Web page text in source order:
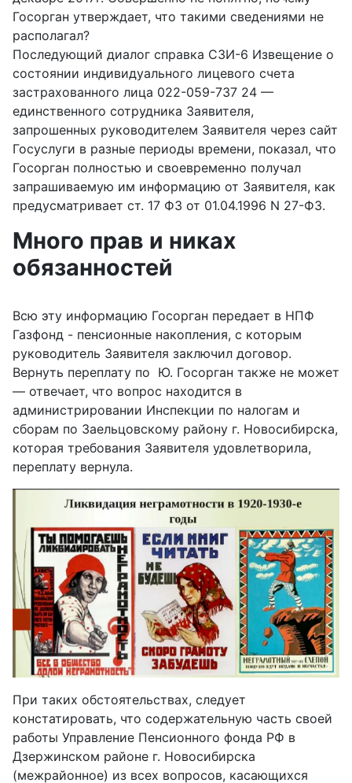
Госорган утверждает, что такими сведениями не
располагал?
Последующий диалог справка СЗИ-6 Извещение о
состоянии индивидуального лицевого счета
застрахованного лица 022-059-737 24 —
единственного сотрудника Заявителя,
запрошенных руководителем Заявителя через сайт
Госуслуги в разные периоды времени, показал, что
Госорган полностью и своевременно получал
запрашиваемую им информацию от Заявителя, как
предусматривает ст. 17 ФЗ от 01.04.1996 N 27-ФЗ.
Много прав и никах
обязанностей
Всю эту информацию Госорган передает в НПФ
Газфонд - пенсионные накопления, с которым
руководитель Заявителя заключил договор.
Вернуть переплату по Ю. Госорган также не может
— отвечает, что вопрос находится в
администрировании Инспекции по налогам и
сборам по Заельцовскому району г. Новосибирска,
которая требования Заявителя удовлетворила,
переплату вернула.
При таких обстоятельствах, следует
констатировать, что содержательную часть своей
работы Управление Пенсионного фонда РФ в
Дзержинском районе г. Новосибирска
(межрайонное) из всех вопросов, касающихся